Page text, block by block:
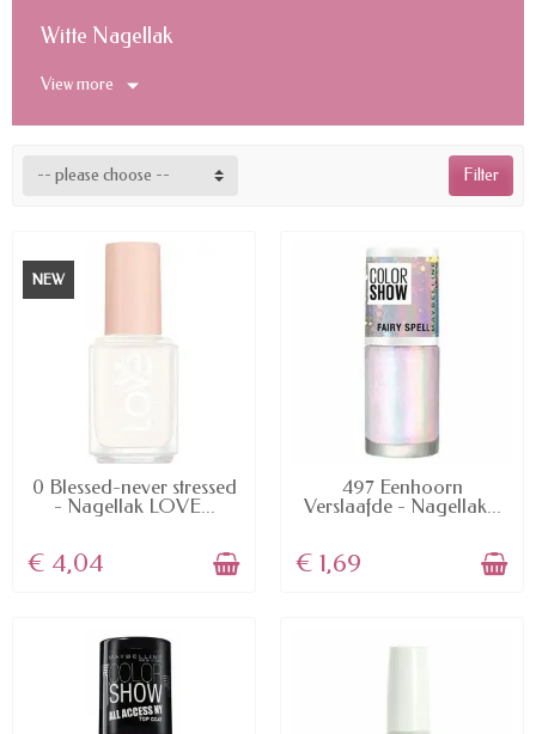
Witte Nagellak
View more
Filter
-- please choose --
NEW
AVAILABLE
0 Blessed-never stressed
- Nagellak LOVE...
€ 4,04
AVAILABLE
497 Eenhoorn
Verslaafde - Nagellak...
€ 1,69